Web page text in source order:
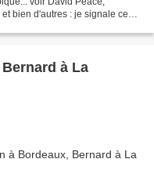
bien d'autres : je signale ce
à La